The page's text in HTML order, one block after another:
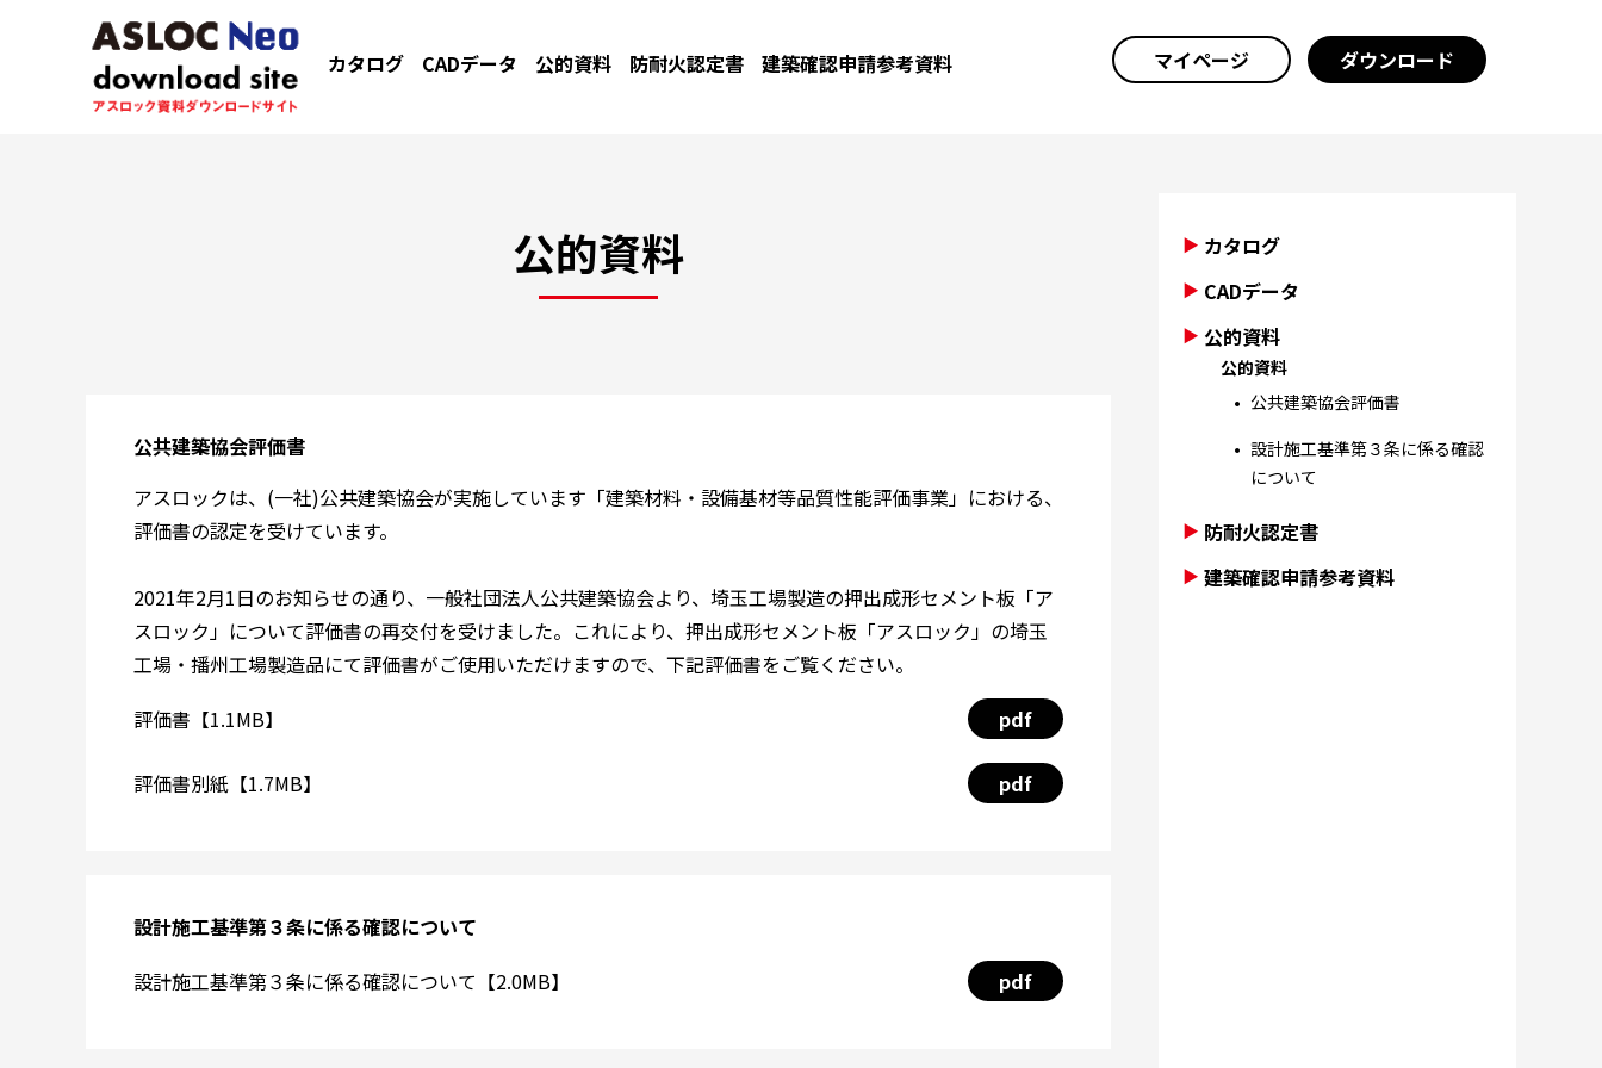
カタログ CADデータ 公的資料 防耐火認定書 建築確認申請参考資料 マイページ ダウンロード
公的資料
公共建築協会評価書
アスロックは、(一社)公共建築協会が実施しています「建築材料・設備基材等品質性能評価事業」における、
評価書の認定を受けています。
2021年2月1日のお知らせの通り、一般社団法人公共建築協会より、埼玉工場製造の押出成形セメント板「ア
スロック」について評価書の再交付を受けました。これにより、押出成形セメント板「アスロック」の埼玉
工場・播州工場製造品にて評価書がご使用いただけますので、下記評価書をご覧ください。
評価書【1.1MB】
pdf
評価書別紙【1.7MB】 pdf
設計施工基準第３条に係る確認について
設計施工基準第３条に係る確認について【2.0MB】
pdf
カタログ
CADデータ
公的資料
公的資料
公共建築協会評価書
設計施工基準第３条に係る確認
について
防耐火認定書
建築確認申請参考資料